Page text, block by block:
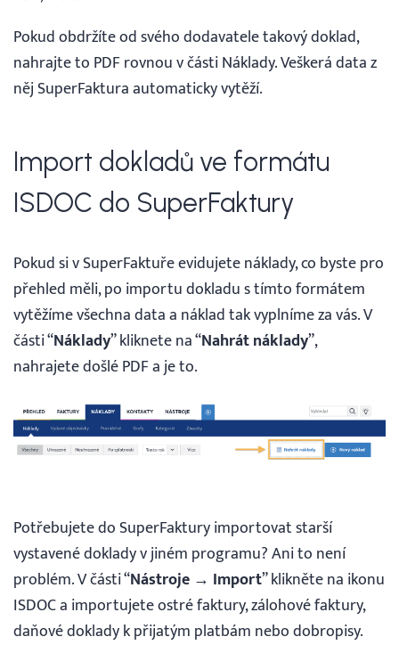
Pokud obdržíte od svého dodavatele takový doklad,
nahrajte to PDF rovnou v části Náklady. Veškerá data z
něj SuperFaktura automaticky vytěží.
Import dokladů ve formátu
ISDOC do SuperFaktury
Pokud si v SuperFaktuře evidujete náklady, co byste pro
přehled měli, po importu dokladu s tímto formátem
vytěžíme všechna data a náklad tak vyplníme za vás. V
části “Náklady” kliknete na “Nahrátnáklady”,
nahrajete došlé PDF a je to.
Potřebujete do SuperFaktury importovat starší
vystavené doklady v jiném programu? Ani to není
problém. V části “Nástroje → Import” klikněte na ikonu
ISDOC a importujete ostré faktury, zálohové faktury,
daňové doklady k přijatým platbám nebo dobropisy.